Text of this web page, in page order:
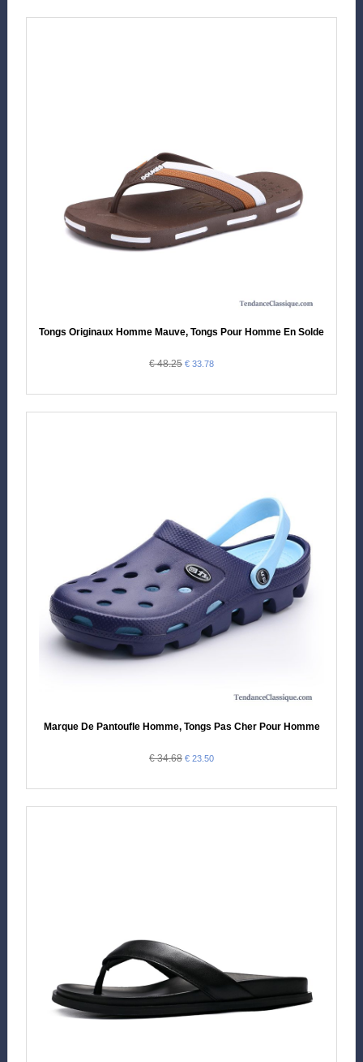
Tongs Originaux Homme Mauve, Tongs Pour Homme En Solde
€ 48.25 € 33.78
Marque De Pantoufle Homme, Tongs Pas Cher Pour Homme
€ 34.68 € 23.50